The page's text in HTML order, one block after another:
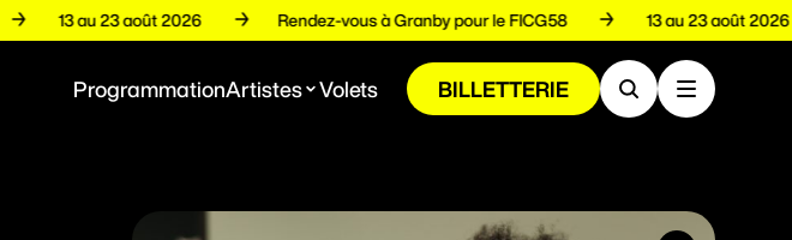
13 au 23 août 2026 Rendez-vous à Granby pour le FICG58 13 au 23 août
ProgrammationArtistes Volets BILLETTERIE